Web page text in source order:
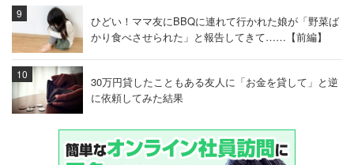
ひどい！ママ友にBBQに連れて行かれた娘が「野菜ば
かり食べさせられた」と報告してきて……【前編】
30万円貸したこともある友人に「お金を貸して」と逆
に依頼してみた結果